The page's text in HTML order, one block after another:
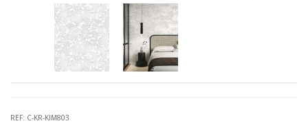
REF: C-KR-KIM803